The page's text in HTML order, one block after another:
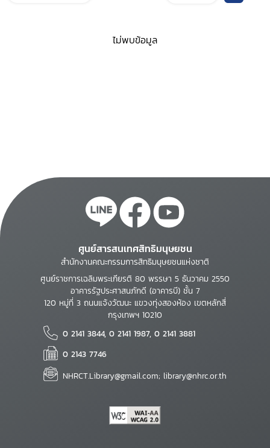
ไม่พบข้อมูล
ศูนย์สารสนเทศสิทธิมนุษยชน
สำนักงานคณะกรรมการสิทธิมนุษยชนแห่งชาติ
ศูนย์ราชการเฉลิมพระเกียรติ 80 พรรษา 5 ธันวาคม 2550
อาคารรัฐประศาสนภักดี (อาคารบี) ชั้น 7
120 หมู่ที่ 3 ถนนแจ้งวัฒนะ แขวงทุ่งสองห้อง เขตหลักสี่
กรุงเทพฯ 10210
0 2141 3844, 0 2141 1987, 0 2141 3881
0 2143 7746
NHRCT.Library@gmail.com; library@nhrc.or.th